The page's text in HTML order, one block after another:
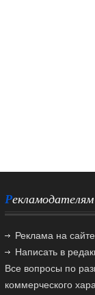
Рекламодателям
Реклама на сайте
Написать в
Все вопросы по
коммерческого